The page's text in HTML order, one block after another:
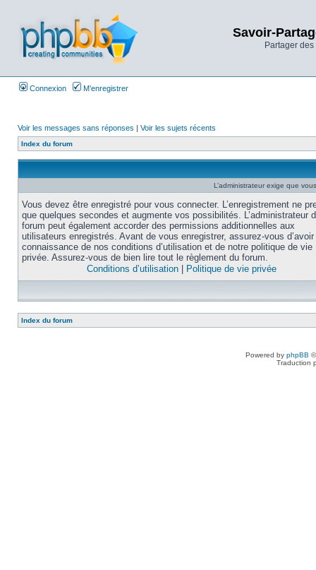
Savoir-
Partager
Connexion M’enregistrer
Voir les messages sans réponses | Voir les sujets récents
Index du forum
L’administrateur exige que
Vous devez être enregistré pour vous connecter. L’enregistrement ne
que quelques secondes et augmente vos possibilités. L’administrateur
forum peut également accorder des permissions additionnelles aux
utilisateurs enregistrés. Avant de vous enregistrer, assurez-vous
connaissance de nos conditions d’utilisation et de notre politique de vie
privée. Assurez-vous de bien lire tout le règlement du forum.
Conditions d’utilisation
Politique de vie privée
Index du forum
Powered by phpBB
Traduction